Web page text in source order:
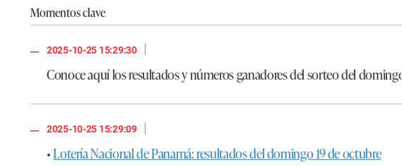
Momentos clave
2025-10-25 15:29:30
|
Conoce aquí los resultados y números ganadores del sorteo del
2025-10-25 15:29:09
|
•Lotería Nacional de Panamá: resultados del domingo 19 de octubre